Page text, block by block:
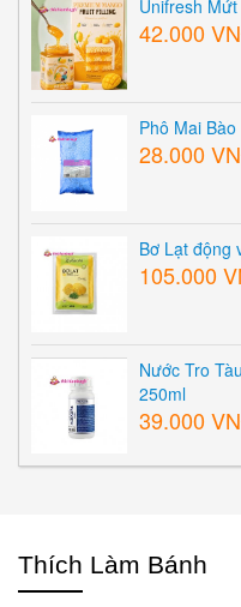
Unifresh
42.000
Phô Mai
28.000
Bơ Lạt động
105.000
Nước Tro
250ml
39.000
Thích Làm Bánh